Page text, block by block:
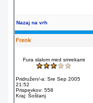
Nazaj na vrh
Frenk
Fura slalom med smrekami
Pridružen/-a: Sre Sep 2005
21:52
Prispevkov: 558
Kraj: Šoštanj